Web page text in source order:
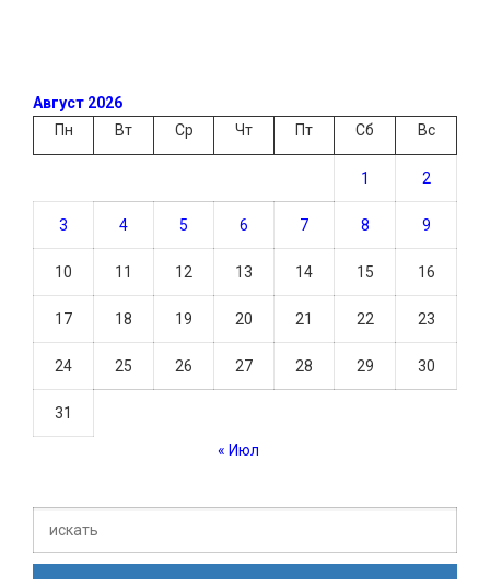
Август 2026
Пн
Вт Ср Чт Пт Сб Вс
1 2
3 4 5 6 7 8 9
10 11 12 13 14 15 16
17 18 19 20 21 22 23
24 25 26 27 28 29 30
31
« Июл